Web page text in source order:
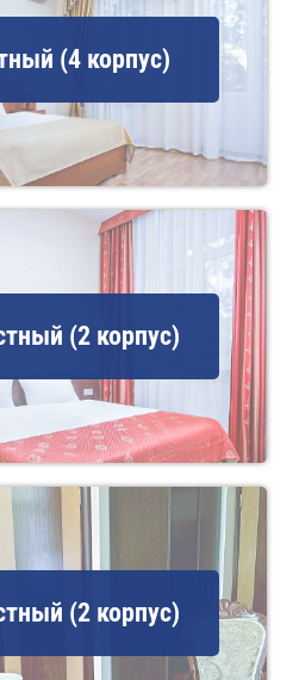
(4 корпус)
(2 корпус)
(2 корпус)